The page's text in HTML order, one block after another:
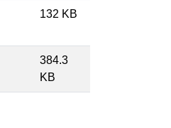
132 KB
384.3
KB